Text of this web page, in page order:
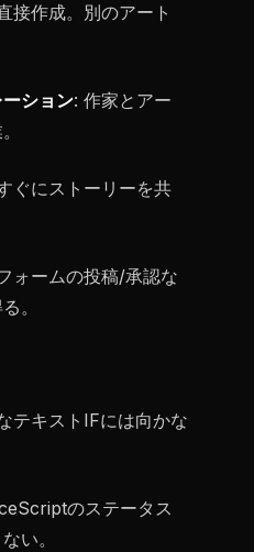
接作成。別のアート
ション: 作家とアー
ぐにストーリーを共
ォームの投稿/承認な
。
テキストIFには向かな
のステータス
い。